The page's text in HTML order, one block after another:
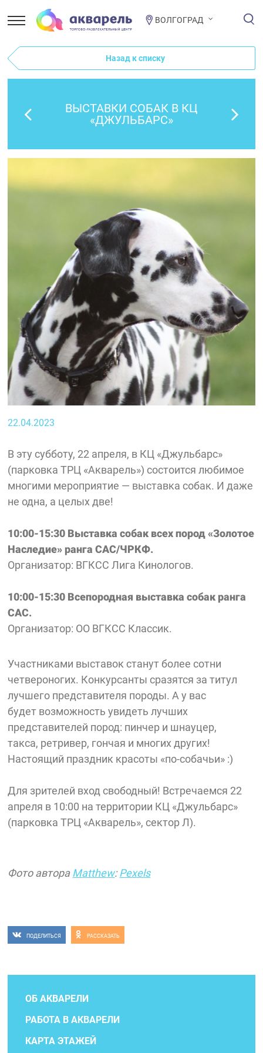
ВОЛГОГРАД
Назад к списку
ВЫСТАВКИ СОБАК В КЦ
«ДЖУЛЬБАРС»
22.04.2023
В эту субботу, 22 апреля, в КЦ «Джульбарс»
(парковка ТРЦ «Акварель») состоится любимое
многими мероприятие — выставка собак. И даже
не одна, а целых две!
10:00-15:30 Выставка собак всех пород «Золотое
Наследие» ранга САС/ЧРКФ.
Организатор: ВГКСС Лига Кинологов.
10:00-15:30 Всепородная выставка собак ранга
САС.
Организатор: ОО ВГКСС Классик.
Участниками выставок станут более сотни
четвероногих. Конкурсанты сразятся за титул
лучшего представителя породы. А у вас
будет возможность увидеть лучших
представителей пород: пинчер и шнауцер,
такса, ретривер, гончая и многих других!
Настоящий праздник красоты «по-собачьи» :)
Для зрителей вход свободный! Встречаемся 22
апреля в 10:00 на территории КЦ «Джульбарс»
(парковка ТРЦ «Акварель», сектор Л).
Фото автораMatthew:Pexels
ПОДЕЛИТЬСЯ РАССКАЗАТЬ
ОБ АКВАРЕЛИ
РАБОТА В АКВАРЕЛИ
КАРТА ЭТАЖЕЙ